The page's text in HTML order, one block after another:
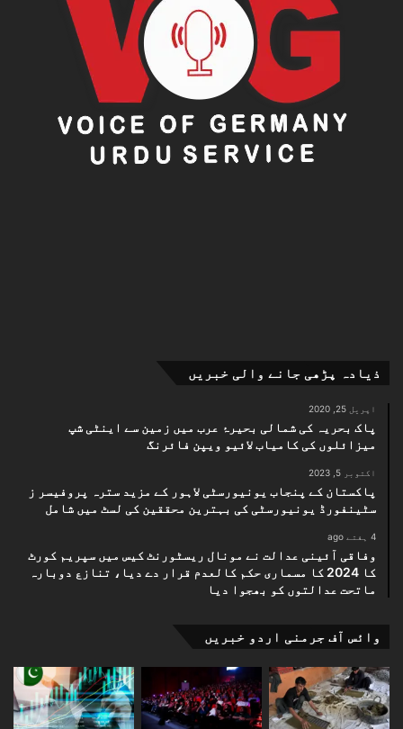
ذیادہ پڑھی جانے والی خبریں
اپریل 25, 2020
پاک بحریہ کی شمالی بحیرۂ عرب میں زمین سے اینٹی شپ
میزائلوں کی کامیاب لائیو ویپن فائرنگ
اکتوبر 5, 2023
پاکستان کے پنجاب یونیورسٹی لاہور کے مزید سترہ پروفیسر ز
سٹینفورڈ یونیورسٹی کی بہترین محققین کی لسٹ میں شامل
4 ہفتے ago
وفاقی آئینی عدالت نے مونال ریسٹورنٹ کیس میں سپریم کورٹ
کا 2024 کا مسماری حکم کالعدم قرار دے دیا، تنازع دوبارہ
ماتحت عدالتوں کو بھجوا دیا
وائس آف جرمنی اردو خبریں